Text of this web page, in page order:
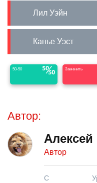
Лил Уэйн
Канье Уэст
50-50 Заменить
Автор:
Автор
С